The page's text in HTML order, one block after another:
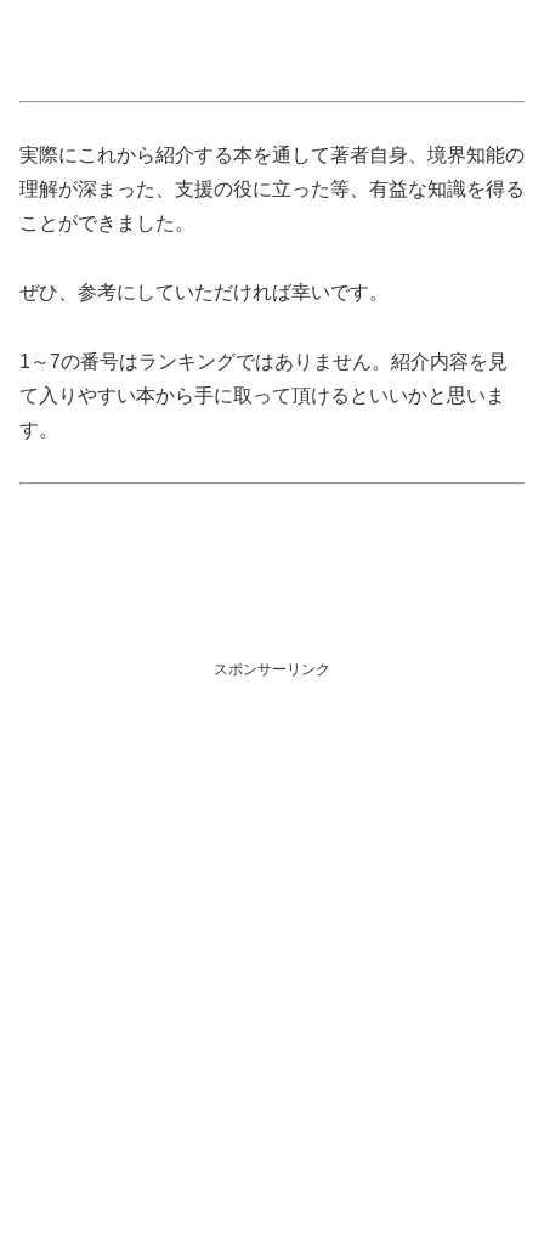
実際にこれから紹介する本を通して著者自身、境界知能の
理解が深まった、支援の役に立った等、有益な知識を得る
ことができました。
ぜひ、参考にしていただければ幸いです。
1～7の番号はランキングではありません。紹介内容を見
て入りやすい本から手に取って頂けるといいかと思いま
す。
スポンサーリンク